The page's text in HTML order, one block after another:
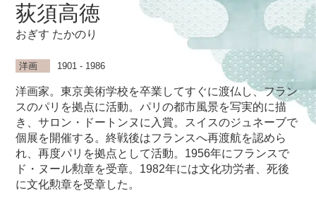
荻須高徳
おぎす たかのり
洋画 1901 - 1986
洋画家。東京美術学校を卒業してすぐに渡仏し、フラン
スのパリを拠点に活動。パリの都市風景を写実的に描
き、サロン・ドートンヌに入賞。スイスのジュネーブで
個展を開催する。終戦後はフランスへ再渡航を認めら
れ、再度パリを拠点として活動。1956年にフランスで
ド・ヌール勲章を受章。1982年には文化功労者、死後
に文化勲章を受章した。